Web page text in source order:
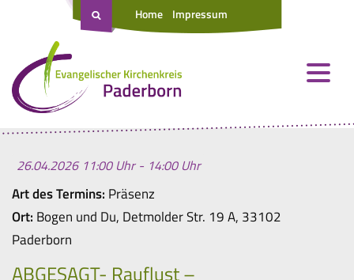
Home Impressum
26.04.2026 11:00 Uhr - 14:00 Uhr
Art des Termins: Präsenz
Ort: Bogen und Du, Detmolder Str. 19 A, 33102
Paderborn
ABGESAGT- Rauflust –